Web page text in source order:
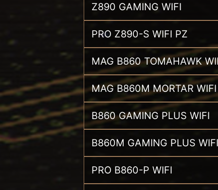
Z890 GAMING WIFI
PRO Z890-S WIFI PZ
MAG B860 TOMAHAWK
MAG B860M MORTAR WIFI
B860 GAMING PLUS WIFI
B860M GAMING PLUS WIFI
PRO B860-P WIFI